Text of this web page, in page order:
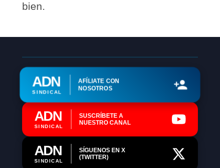
bien.
ADN
SINDICAL
AFÍLIATE CON
NOSOTROS
ADN
SINDICAL
SUSCRÍBETE A
NUESTRO CANAL
ADN
SINDICAL
SÍGUENOS EN X
(TWITTER)